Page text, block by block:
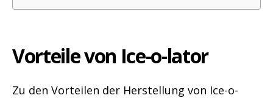
Vorteile von Ice-o-lator
Zu den Vorteilen der Herstellung von Ice-o-